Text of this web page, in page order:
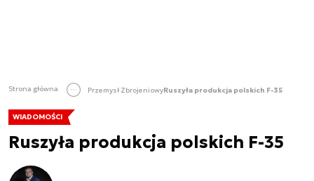
Strona główna Przemysł ZbrojeniowyRuszyła produkcja polskich F-35
WIADOMOŚCI
Ruszyła produkcja polskich F-35